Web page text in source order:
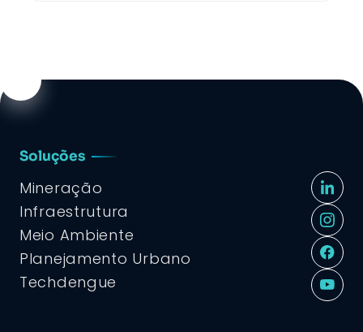
Soluções
Mineração
Infraestrutura
Meio Ambiente
Planejamento Urbano
Techdengue